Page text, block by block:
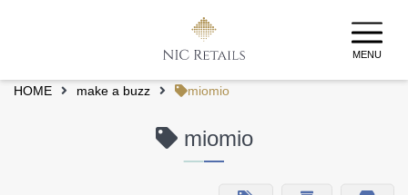
MENU
HOME make a buzz miomio
miomio